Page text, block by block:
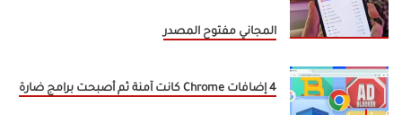
المجاني مفتوح المصدر
4 إضافات Chrome كانت آمنة ثم أصبحت برامج ضارة